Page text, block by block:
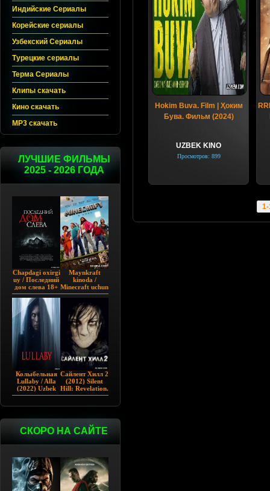
Индийские Сериалы
Корейские сериалы
Узбекский Сериалы
Турецкие сериалы
Терма Сериалы
Клипы скачать
Кино скачать
MP3 скачать
ЛУЧШИЕ ФИЛЬМЫ
2025 - 2026 ГОДА
Chapdagi oxirgi
uy / Последний
дом слева 18+
(2009)
Maynkraft
kinoda /
Minecraft uchun
film / Maygiraft
2025 AQSH
filmi
Колыбельная
Lullaby / Alla
(2022) Uzbek
tilida
Сайлент Хилл 2
(2012) Silent
Hill: Revelation.
СКОРО НА САЙТЕ
Hokim Buva. Film | Ҳоким
Бува. Фильм (2024)
UZBEK KINO
Просмотров: 899